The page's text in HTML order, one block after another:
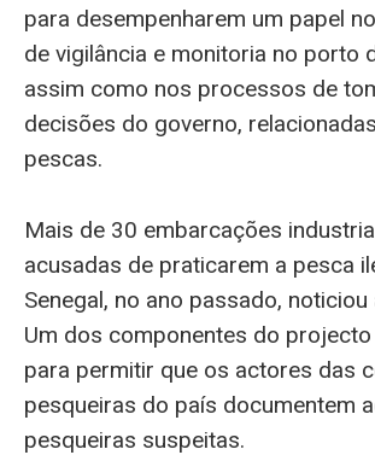
para desempenharem um papel
de vigilância e monitoria no porto
assim como nos processos de
decisões do governo,
pescas.
Mais de 30 embarcações
acusadas de praticarem a pesca
Senegal, no ano passado,
Um dos componentes do
para permitir que os actores das
pesqueiras do país documentem
pesqueiras suspeitas.